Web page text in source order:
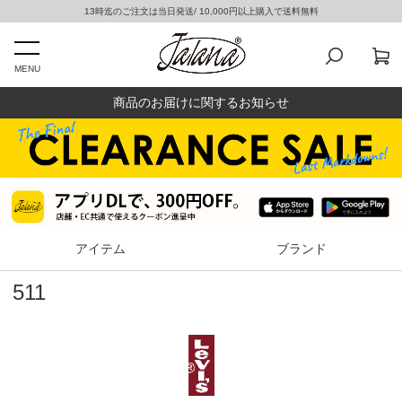
13時迄のご注文は当日発送/ 10,000円以上購入で送料無料
MENU
商品のお届けに関するお知らせ
アイテム ブランド
511